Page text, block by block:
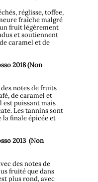
réglisse, toffee,
fraîche malgré
fruit légèrement
et soutiennent
caramel et de
2018 (Non
notes de fruits
de caramel et
est puissant mais
Les tannins sont
la finale épicée et
2013 (Non
des notes de
fruité que dans
plus rond, avec